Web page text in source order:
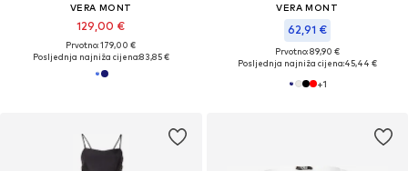
VERA MONT
129,00 €
Prvotno: 179,00 €
Posljednja najniža cijena:83,85 €
VERA MONT
62,91 €
Prvotno: 89,90 €
Posljednja najniža cijena:45,44 €
+1